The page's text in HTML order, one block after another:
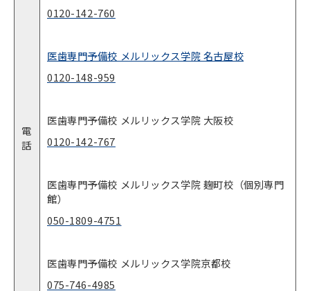
電
話
0120-142-760
医歯専門予備校 メルリックス学院 名古屋校
0120-148-959
医歯専門予備校 メルリックス学院 大阪校
0120-142-767
医歯専門予備校 メルリックス学院 麹町校（個別専門
館）
050-1809-4751
医歯専門予備校 メルリックス学院京都校
075-746-4985